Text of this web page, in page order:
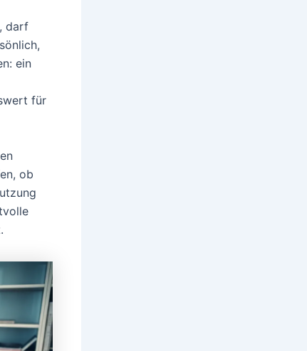
darf
ein
für
ob